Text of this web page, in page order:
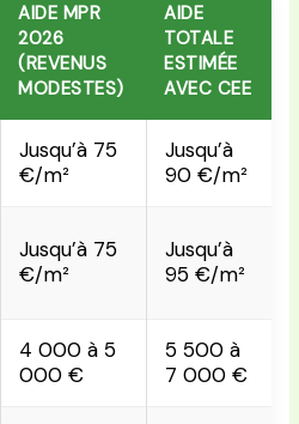
AIDE MPR
2026
(REVENUS
MODESTES)
AIDE
TOTALE
ESTIMÉE
AVEC CEE
Jusqu’à 75
€/m²
Jusqu’à
90 €/m²
Jusqu’à 75
€/m²
Jusqu’à
95 €/m²
4 000 à 5
000 €
5 500 à
7 000 €